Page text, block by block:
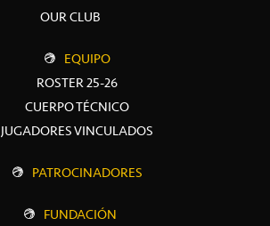
OUR CLUB
EQUIPO
ROSTER 25-26
CUERPO TÉCNICO
JUGADORES VINCULADOS
PATROCINADORES
FUNDACIÓN